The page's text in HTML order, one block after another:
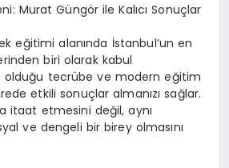
Murat Güngör ile Kalıcı Sonuçlar
eğitimi alanında İstanbul’un en
biri olarak kabul
olduğu tecrübe ve modern eğitim
etkili sonuçlar almanızı sağlar.
itaat etmesini değil, aynı
ve dengeli bir birey olmasını